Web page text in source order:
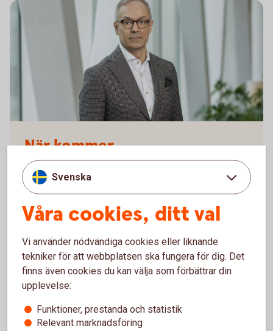
När kommer
skatteåterbäringen? Viktiga
datum
- Sista dagen att deklarera är den 4 maj, men för att
få eventuell skatteåterbäring redan i april behöver du
deklarera tidigare än så. Du kanske också behöver
kolla upp och stämma av en del uppgifter och då kan
det vara skönt att vara ute i god tid för att undvika att
hamna i tidsnöd sista dagen, säger Arturo Arques,
Svenska
Våra cookies, ditt val
Vi använder nödvändiga cookies eller liknande
tekniker för att webbplatsen ska fungera för dig. Det
finns även cookies du kan välja som förbättrar din
upplevelse:
Funktioner, prestanda och statistik
Relevant marknadsföring